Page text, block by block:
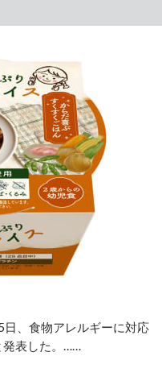
、食物アレルギーに対応
発表した。……